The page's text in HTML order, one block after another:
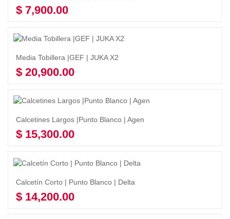
$ 7,900.00
Media Tobillera |GEF | JUKA X2
$ 20,900.00
Calcetines Largos |Punto Blanco | Agen
$ 15,300.00
Calcetín Corto | Punto Blanco | Delta
$ 14,200.00